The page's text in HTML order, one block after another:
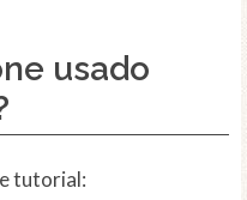
usado
tutorial: